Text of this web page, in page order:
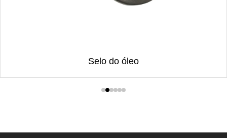
Selo do óleo